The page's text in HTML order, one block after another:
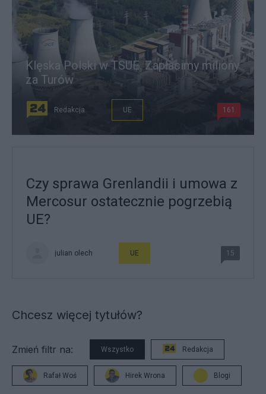
Klęska Polski w TSUE. Zapłacimy miliony
za Turów
Redakcja UE 161
Czy sprawa Grenlandii i umowa z
Mercosur ostatecznie pogrzebią
UE?
julian olech UE 15
Chcesz więcej tytułów?
Zmień filtr na: Wszystko Redakcja
Rafał Woś Hirek Wrona Blogi